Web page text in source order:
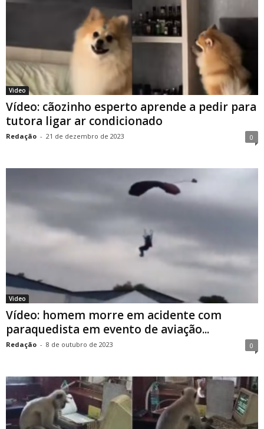
Video
Vídeo: cãozinho esperto aprende a pedir para
tutora ligar ar condicionado
Redação - 21 de dezembro de 2023 0
Video
Vídeo: homem morre em acidente com
paraquedista em evento de aviação...
Redação - 8 de outubro de 2023 0